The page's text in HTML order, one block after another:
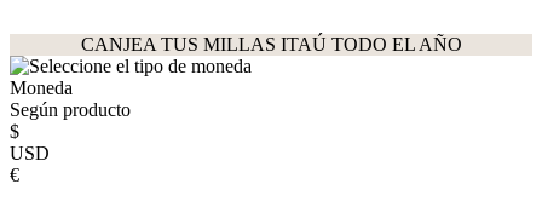
CANJEA TUS MILLAS ITAÚ TODO EL AÑO
Moneda
Según producto
$
USD
€